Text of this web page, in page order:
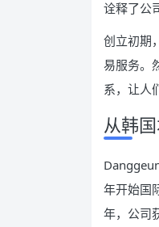
诠释了公
创立初期
易服务。
系，让人
从韩
年开始国
年，公司